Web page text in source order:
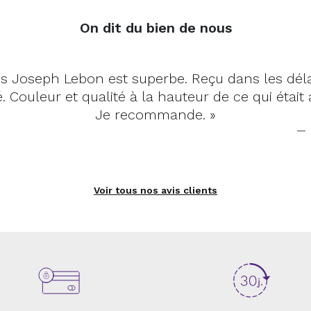
On dit du bien de nous
« Tapis tout à fait correspondant, qualité
habituée du site et je suis toujours aussi
Voir tous nos avis clients